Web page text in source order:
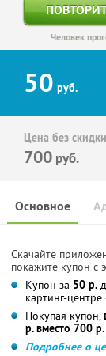
Человек
50 руб.
Цена без
700 руб.
Основное
Скачайте
покажите купон с
Купон за 50 р.
картинг-центре
Покупая купон,
р. вместо 700 р.
Подробнее о